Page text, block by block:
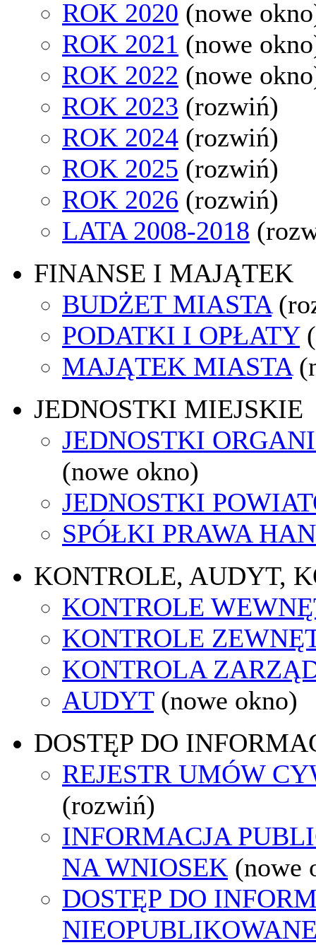
ROK 2020 (nowe
ROK 2021 (nowe
ROK 2022 (nowe
ROK 2023 (rozwiń)
ROK 2024 (rozwiń)
ROK 2025 (rozwiń)
ROK 2026 (rozwiń)
LATA 2008-2018
FINANSE I MAJĄTEK
BUDŻET MIASTA
PODATKI I OPŁATY
MAJĄTEK MIASTA
JEDNOSTKI MIEJSKIE
JEDNOSTKI
(nowe okno)
JEDNOSTKI
SPÓŁKI PRAWA
KONTROLE, AUDYT,
KONTROLE
KONTROLE
KONTROLA
AUDYT (nowe okno)
DOSTĘP DO
REJESTR UMÓW
(rozwiń)
INFORMACJA
NA WNIOSEK (nowe
DOSTĘP DO